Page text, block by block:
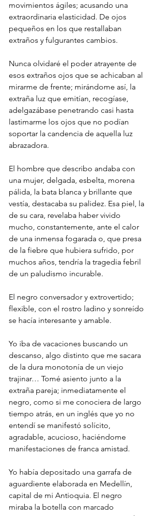
movimientos ágiles; acusando una
extraordinaria elasticidad. De ojos
pequeños en los que restallaban
extraños y fulgurantes cambios.
Nunca olvidaré el poder atrayente de
esos extraños ojos que se achicaban al
mirarme de frente; mirándome así, la
extraña luz que emitían, recogíase,
adelgazábase penetrando casi hasta
lastimarme los ojos que no podían
soportar la candencia de aquella luz
abrazadora.
El hombre que describo andaba con
una mujer, delgada, esbelta, morena
pálida, la bata blanca y brillante que
vestía, destacaba su palidez. Esa piel, la
de su cara, revelaba haber vivido
mucho, constantemente, ante el calor
de una inmensa fogarada o, que presa
de la fiebre que hubiera sufrido, por
muchos años, tendría la tragedia febril
de un paludismo incurable.
El negro conversador y extrovertido;
flexible, con el rostro ladino y sonreído
se hacía interesante y amable.
Yo iba de vacaciones buscando un
descanso, algo distinto que me sacara
de la dura monotonía de un viejo
trajinar… Tomé asiento junto a la
extraña pareja; inmediatamente el
negro, como si me conociera de largo
tiempo atrás, en un inglés que yo no
entendí se manifestó solícito,
agradable, acucioso, haciéndome
manifestaciones de franca amistad.
Yo había depositado una garrafa de
aguardiente elaborada en Medellín,
capital de mi Antioquia. El negro
miraba la botella con marcado